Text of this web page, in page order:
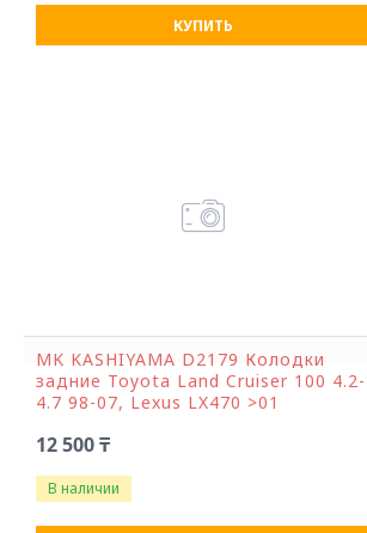
КУПИТЬ
MK KASHIYAMA D2179 Колодки
задние Toyota Land Cruiser 100 4.2-
4.7 98-07, Lexus LX470 >01
12 500 ₸
В наличии